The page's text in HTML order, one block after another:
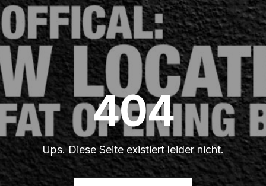
404
Ups. Diese Seite existiert leider nicht.